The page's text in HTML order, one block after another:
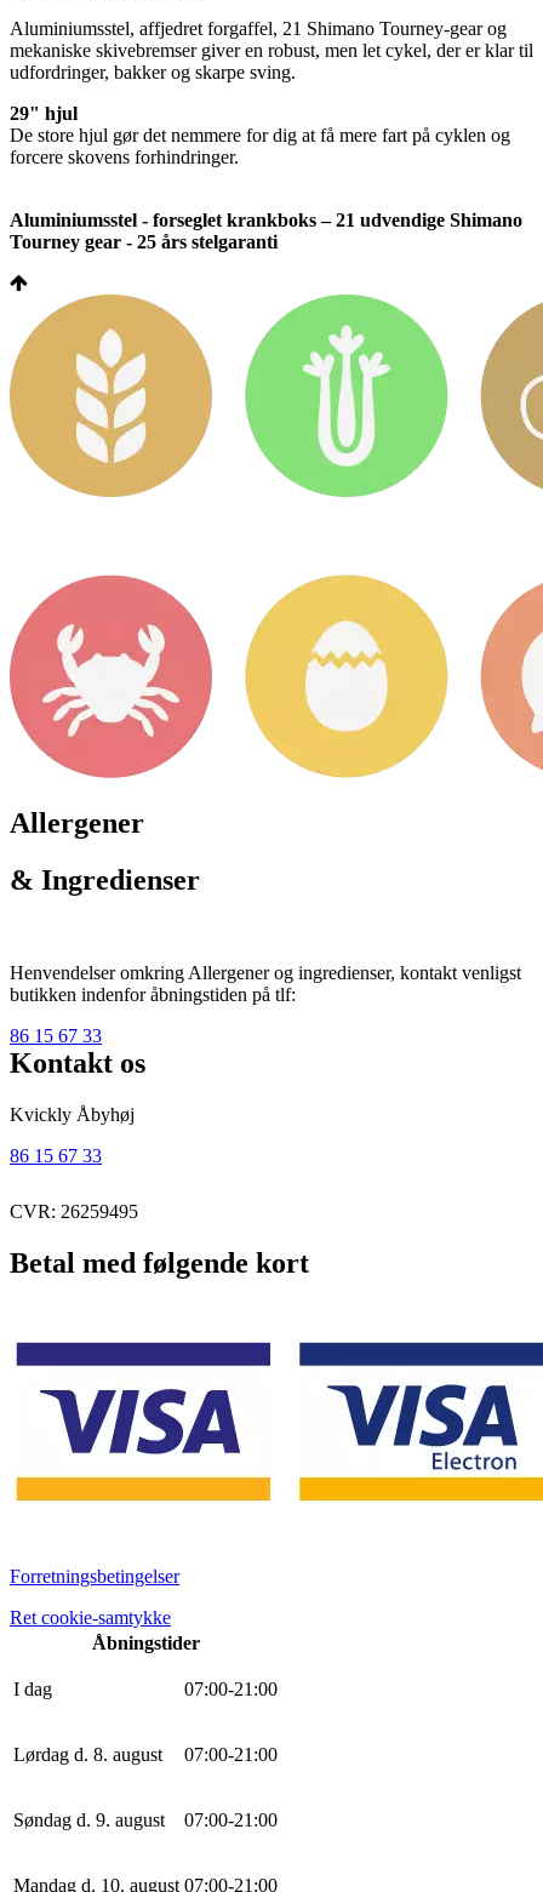
Aluminiumsstel, affjedret forgaffel, 21 Shimano Tourney-gear og
mekaniske skivebremser giver en robust, men let cykel, der er klar til
udfordringer, bakker og skarpe sving.
29" hjul
De store hjul gør det nemmere for dig at få mere fart på cyklen og
forcere skovens forhindringer.
Aluminiumsstel - forseglet krankboks – 21 udvendige Shimano
Tourney gear - 25 års stelgaranti
Allergener
& Ingredienser
Henvendelser omkring Allergener og ingredienser, kontakt venligst
butikken indenfor åbningstiden på tlf:
86 15 67 33
Kontakt os
Kvickly Åbyhøj
86 15 67 33
CVR: 26259495
Betal med følgende kort
Forretningsbetingelser
Ret cookie-samtykke
Åbningstider
I dag 07:00-21 :00
Lørdag d. 8. august 07:00-21 :00
Søndag d. 9. august 07:00-21 :00
Mandag d. 10. august 07:00-21 :00